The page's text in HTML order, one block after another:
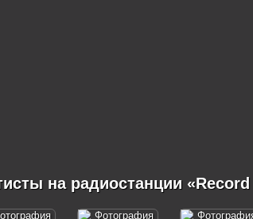
на радиостанции